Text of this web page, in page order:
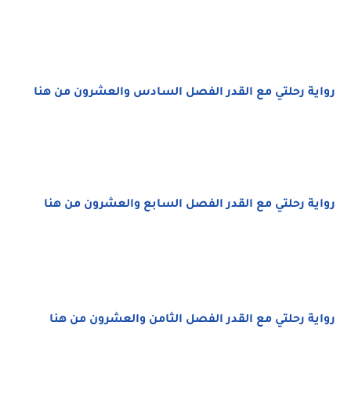
رواية رحلتي مع القدر الفصل السادس والعشرون من هنا
رواية رحلتي مع القدر الفصل السابع والعشرون من هنا
رواية رحلتي مع القدر الفصل الثامن والعشرون من هنا